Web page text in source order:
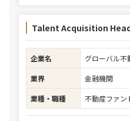
Talent Acquisition Head
企業名
グローバル不
業界
金融機関
業種・職種
不動産ファ